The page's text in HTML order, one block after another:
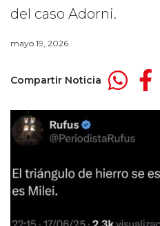
del caso Adorni.
mayo 19, 2026
Compartir Noticia